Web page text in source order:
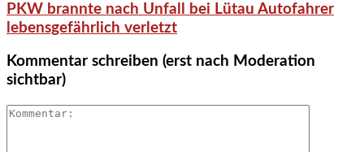
PKW brannte nach Unfall bei Lütau Autofahrer
lebensgefährlich verletzt
Kommentar schreiben (erst nach Moderation
sichtbar)